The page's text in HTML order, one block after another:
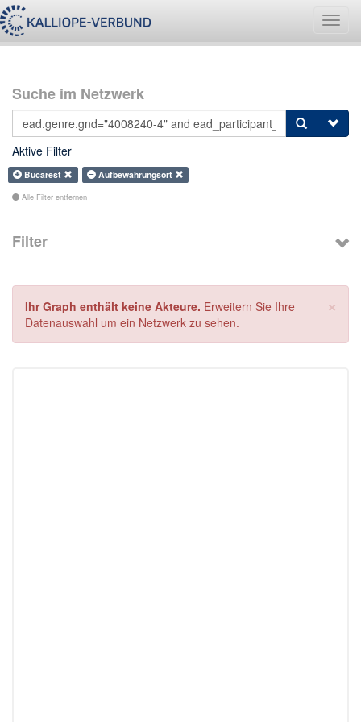
Suche im Netzwerk
Aktive Filter
Bucarest Aufbewahrungsort
Alle Filter entfernen
Filter
×
Ihr Graph enthält keine Akteure. Erweitern Sie Ihre
Datenauswahl um ein Netzwerk zu sehen.